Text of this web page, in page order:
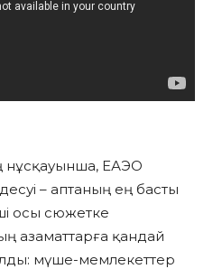
нұсқауынша, ЕАЭО
– аптаның ең басты
осы сюжетке
азаматтарға қандай
мүше-мемлекеттер